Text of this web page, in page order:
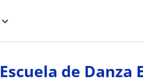
Escuela de Danza